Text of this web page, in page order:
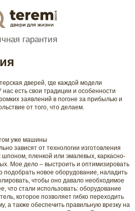
DOOR
гарантия
дверей, где каждой модели
есть свои традиции и особенности
заявлений в погоне за прибылью и
от того, что делаем.
уже машины
зависят от технологии изготовления
пленкой или эмалевых, каркасно-
Мое дело – выстроить и оптимизировать
подобрать новое оборудование, наладить
чтобы оно давало необходимое
что стали использовать: оборудование
которое позволяет гибко переходить
а также обеспечить правильную врезку на